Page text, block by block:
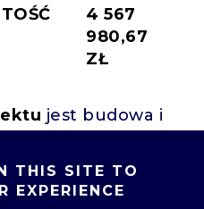
4 567
980,67
ZŁ
jest budowa i
badawczo –
inteligencji w
THIS SITE TO
EXPERIENCE